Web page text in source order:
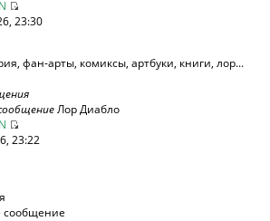
23:30
фан-арты, комиксы, артбуки, книги, лор...
Лор Диабло
23:22
сообщение